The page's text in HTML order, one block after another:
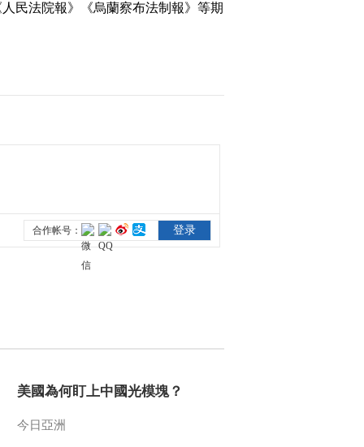
民法院報》《烏蘭察布法制報》等期
美國為何盯上中國光模塊？
今日亞洲